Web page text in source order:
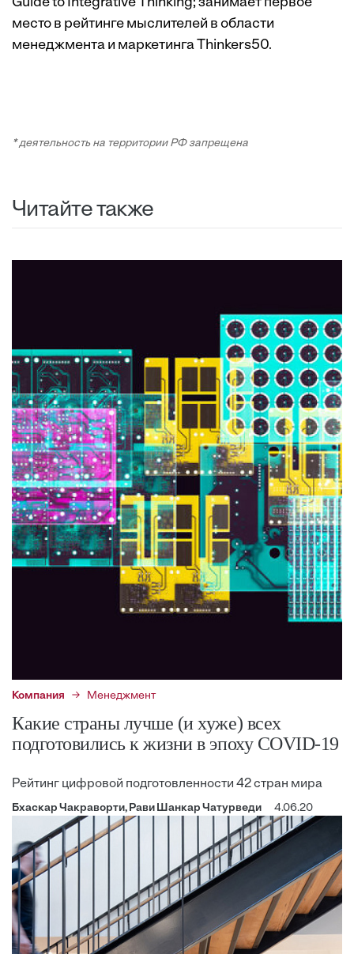
место в рейтинге мыслителей в области
менеджмента и маркетинга Thinkers50.
* деятельность на территории РФ запрещена
Читайте также
Компания Менеджмент
Какие страны лучше (и хуже) всех
подготовились к жизни в эпоху COVID-19
Рейтинг цифровой подготовленности 42 стран мира
Бхаскар Чакраворти, Рави Шанкар Чатурведи 4.06.20